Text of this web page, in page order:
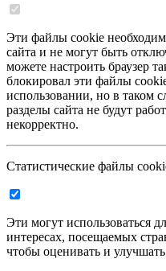
Эти файлы cookie
сайта и не могут быть
можете настроить браузер
блокировал эти файлы
использовании, но в таком
разделы сайта не будут
некорректно.
Статистические файлы
Эти могут использоваться
интересах, посещаемых
чтобы оценивать и